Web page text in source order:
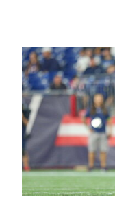
Videothek
Kooperieren
Organisationen
Unternehmen